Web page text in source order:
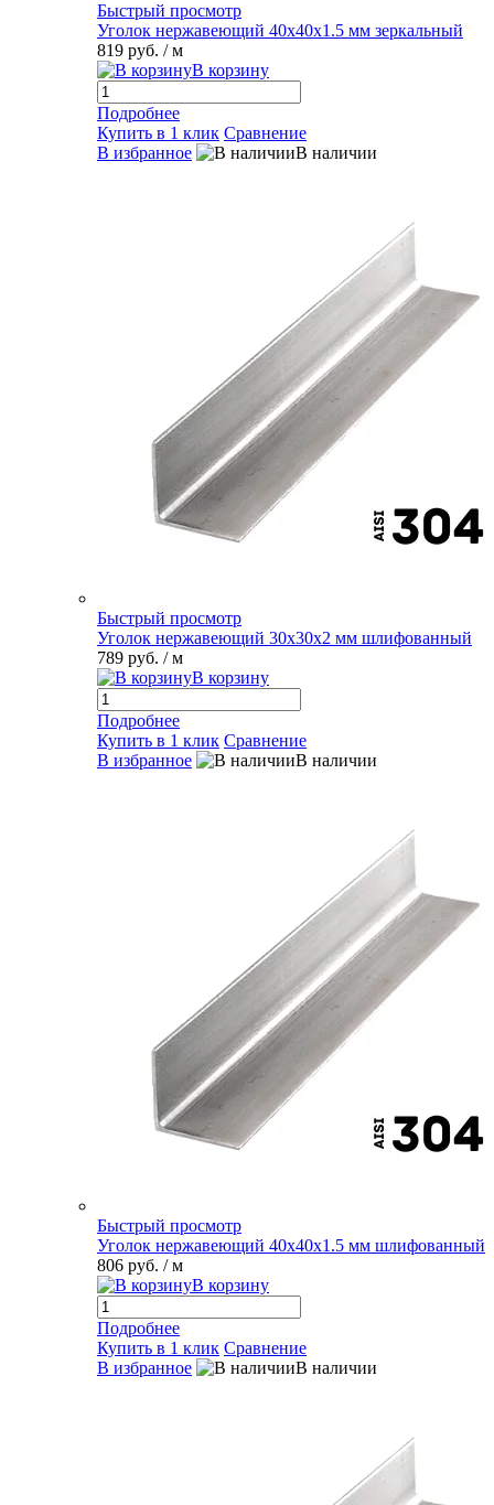
Быстрый просмотр
Уголок нержавеющий 40х40х1.5 мм зеркальный
819 руб. / м
В корзину
Подробнее
Купить в 1 клик Сравнение
В избранное
В наличии
Быстрый просмотр
Уголок нержавеющий 30х30х2 мм шлифованный
789 руб. / м
В корзину
Подробнее
Купить в 1 клик Сравнение
В избранное
В наличии
Быстрый просмотр
Уголок нержавеющий 40х40х1.5 мм шлифованный
806 руб. / м
В корзину
Подробнее
Купить в 1 клик Сравнение
В избранное
В наличии